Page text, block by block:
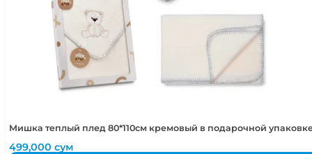
Мишка теплый плед 80*110см кремовый в подарочной
499,000сум